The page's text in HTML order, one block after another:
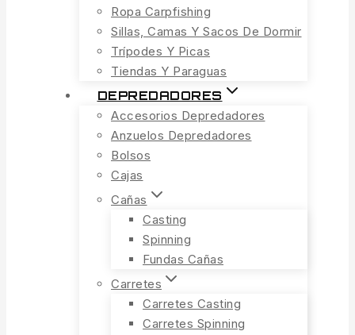
Ropa Carpfishing
Sillas, Camas Y Sacos De Dormir
Trípodes Y Picas
Tiendas Y Paraguas
DEPREDADORES
Accesorios Depredadores
Anzuelos Depredadores
Bolsos
Cajas
Cañas
Casting
Spinning
Fundas Cañas
Carretes
Carretes Casting
Carretes Spinning